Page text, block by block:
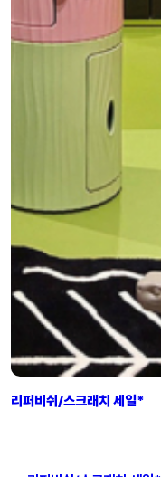
리퍼비쉬/스크래치 세일*